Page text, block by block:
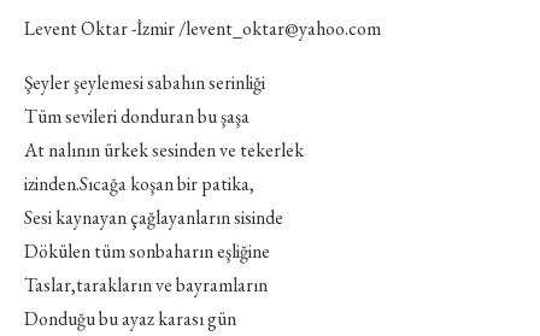
Levent Oktar -İzmir /levent_oktar@yahoo.com
Şeyler şeylemesi sabahın serinliği
Tüm sevileri donduran bu şaşa
At nalının ürkek sesinden ve tekerlek
izinden.Sıcağa koşan bir patika,
Sesi kaynayan çağlayanların sisinde
Dökülen tüm sonbaharın eşliğine
Taslar,tarakların ve bayramların
Donduğu bu ayaz karası gün